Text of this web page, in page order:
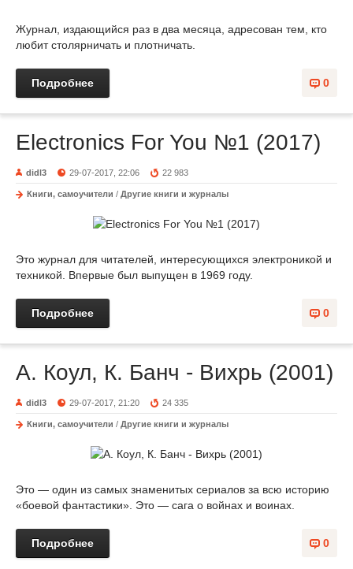
Журнал, издающийся раз в два месяца, адресован тем, кто
любит столярничать и плотничать.
0
Подробнее
Electronics For You №1 (2017)
didl3 29-07-2017, 22:06 22 983
Книги, самоучители / Другие книги и журналы
Это журнал для читателей, интересующихся электроникой и
техникой. Впервые был выпущен в 1969 году.
0
Подробнее
А. Коул, К. Банч - Вихрь (2001)
didl3 29-07-2017, 21:20 24 335
Книги, самоучители / Другие книги и журналы
Это — один из самых знаменитых сериалов за всю историю
«боевой фантастики». Это — сага о войнах и воинах.
0
Подробнее